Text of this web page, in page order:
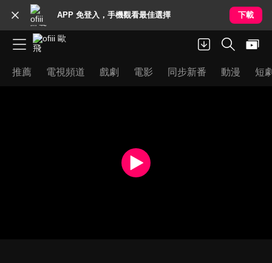
APP 免登入，手機觀看最佳選擇 下載
推薦 電視頻道 戲劇 電影 同步新番 動漫 短